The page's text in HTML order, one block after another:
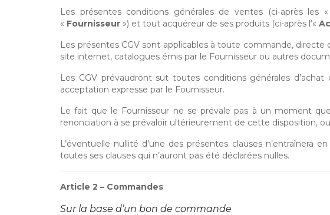
Les présentes conditions générales de ventes (ci-après les «
« Fournisseur ») et tout acquéreur de ses produits (ci-après l’«
Les présentes CGV sont applicables à toute commande, directe
site internet, catalogues émis par le Fournisseur ou autres
Les CGV prévaudront sut toutes conditions générales
acceptation expresse par le Fournisseur.
Le fait que le Fournisseur ne se prévale pas à un moment
renonciation à se prévaloir ultérieurement de cette disposition,
L’éventuelle nullité d’une des présentes clauses n’entraînera
toutes ses clauses qui n’auront pas été déclarées nulles.
Article 2 – Commandes
Sur la base d’un bon de commande